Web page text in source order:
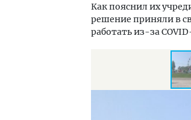
Как пояснил их
решение приняли в
работать из-за